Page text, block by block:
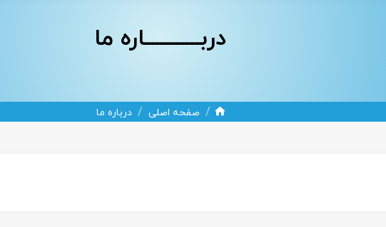
دربـــــــــــاره ما
/ صفحه اصلی / درباره ما